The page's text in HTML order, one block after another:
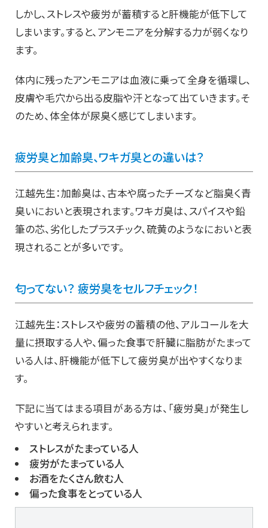
しかし、ストレスや疲労が蓄積すると肝機能が低下して
しまいます。すると、アンモニアを分解する力が弱くなり
ます。
体内に残ったアンモニアは血液に乗って全身を循環し、
皮膚や毛穴から出る皮脂や汗となって出ていきます。そ
のため、体全体が尿臭く感じてしまいます。
疲労臭と加齢臭、ワキガ臭との違いは？
江越先生：加齢臭は、古本や腐ったチーズなど脂臭く青
臭いにおいと表現されます。ワキガ臭は、スパイスや鉛
筆の芯、劣化したプラスチック、硫黄のようなにおいと表
現されることが多いです。
匂ってない？ 疲労臭をセルフチェック！
江越先生：ストレスや疲労の蓄積の他、アルコールを大
量に摂取する人や、偏った食事で肝臓に脂肪がたまって
いる人は、肝機能が低下して疲労臭が出やすくなりま
す。
下記に当てはまる項目がある方は、「疲労臭」が発生し
やすいと考えられます。
ストレスがたまっている人
疲労がたまっている人
お酒をたくさん飲む人
偏った食事をとっている人